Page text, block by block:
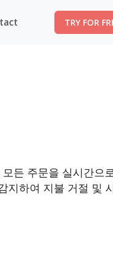
TRY FOR
든 주문을 실시간으
지하여 지불 거절 및